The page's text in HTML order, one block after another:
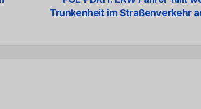
Trunkenheit im Straßenverkehr